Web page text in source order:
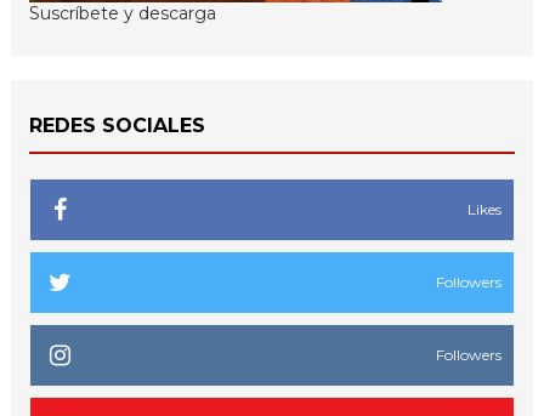
Suscríbete y descarga
REDES SOCIALES
Likes
Followers
Followers